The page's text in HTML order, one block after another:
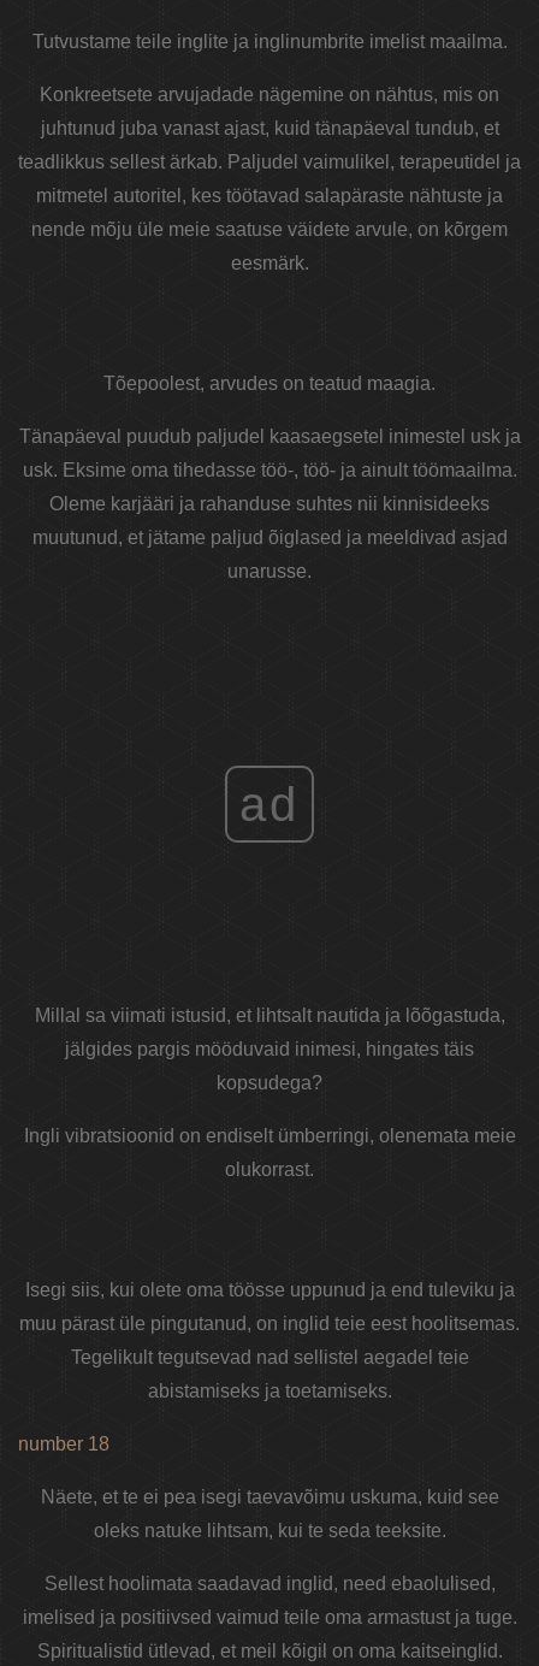
Tutvustame teile inglite ja inglinumbrite imelist maailma.
Konkreetsete arvujadade nägemine on nähtus, mis on
juhtunud juba vanast ajast, kuid tänapäeval tundub, et
teadlikkus sellest ärkab. Paljudel vaimulikel, terapeutidel ja
mitmetel autoritel, kes töötavad salapäraste nähtuste ja
nende mõju üle meie saatuse väidete arvule, on kõrgem
eesmärk.
Tõepoolest, arvudes on teatud maagia.
Tänapäeval puudub paljudel kaasaegsetel inimestel usk ja
usk. Eksime oma tihedasse töö-, töö- ja ainult töömaailma.
Oleme karjääri ja rahanduse suhtes nii kinnisideeks
muutunud, et jätame paljud õiglased ja meeldivad asjad
unarusse.
ad
Millal sa viimati istusid, et lihtsalt nautida ja lõõgastuda,
jälgides pargis mööduvaid inimesi, hingates täis
kopsudega?
Ingli vibratsioonid on endiselt ümberringi, olenemata meie
olukorrast.
Isegi siis, kui olete oma töösse uppunud ja end tuleviku ja
muu pärast üle pingutanud, on inglid teie eest hoolitsemas.
Tegelikult tegutsevad nad sellistel aegadel teie
abistamiseks ja toetamiseks.
number 18
Näete, et te ei pea isegi taevavõimu uskuma, kuid see
oleks natuke lihtsam, kui te seda teeksite.
Sellest hoolimata saadavad inglid, need ebaolulised,
imelised ja positiivsed vaimud teile oma armastust ja tuge.
Spiritualistid ütlevad, et meil kõigil on oma kaitseinglid.